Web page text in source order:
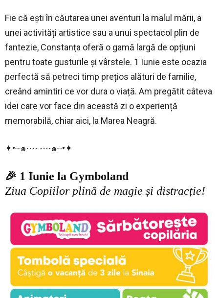
Fie că ești în căutarea unei aventuri la malul mării, a
unei activități artistice sau a unui spectacol plin de
fantezie, Constanța oferă o gamă largă de opțiuni
pentru toate gusturile și vârstele. 1 Iunie este ocazia
perfectă să petreci timp prețios alături de familie,
creând amintiri ce vor dura o viață. Am pregătit câteva
idei care vor face din această zi o experiență
memorabilă, chiar aici, la Marea Neagră.
✦•┈๑⋅⋯ ⋯⋅๑┈•✦
🎉 1 Iunie la Gymboland
Ziua Copiilor plină de magie și distracție!